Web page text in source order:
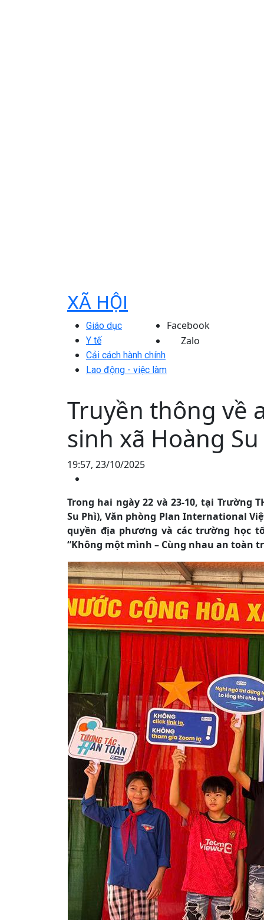
XÃ HỘI
Giáo dục
Y tế
Cải cách hành chính
Lao động - việc làm
Facebook
Zalo
Truyền thông về
sinh xã Hoàng Su
19:57, 23/10/2025
Trong hai ngày 22 và 23-10, tại Trường
Su Phì), Văn phòng Plan International
quyền địa phương và các trường học
“Không một mình – Cùng nhau an toàn